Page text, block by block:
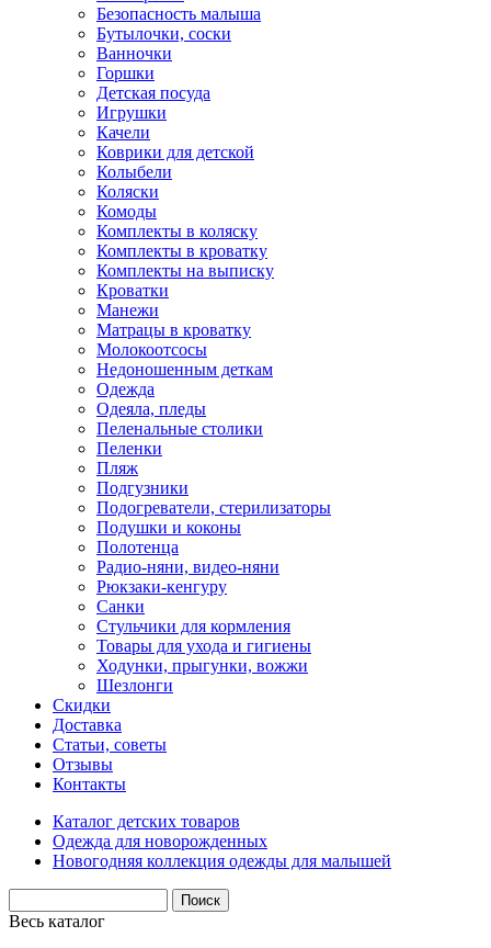
Безопасность малыша
Бутылочки, соски
Ванночки
Горшки
Детская посуда
Игрушки
Качели
Коврики для детской
Колыбели
Коляски
Комоды
Комплекты в коляску
Комплекты в кроватку
Комплекты на выписку
Кроватки
Манежи
Матрацы в кроватку
Молокоотсосы
Недоношенным деткам
Одежда
Одеяла, пледы
Пеленальные столики
Пеленки
Пляж
Подгузники
Подогреватели, стерилизаторы
Подушки и коконы
Полотенца
Радио-няни, видео-няни
Рюкзаки-кенгуру
Санки
Стульчики для кормления
Товары для ухода и гигиены
Ходунки, прыгунки, вожжи
Шезлонги
Скидки
Доставка
Статьи, советы
Отзывы
Контакты
Каталог детских товаров
Одежда для новорожденных
Новогодняя коллекция одежды для малышей
Весь каталог